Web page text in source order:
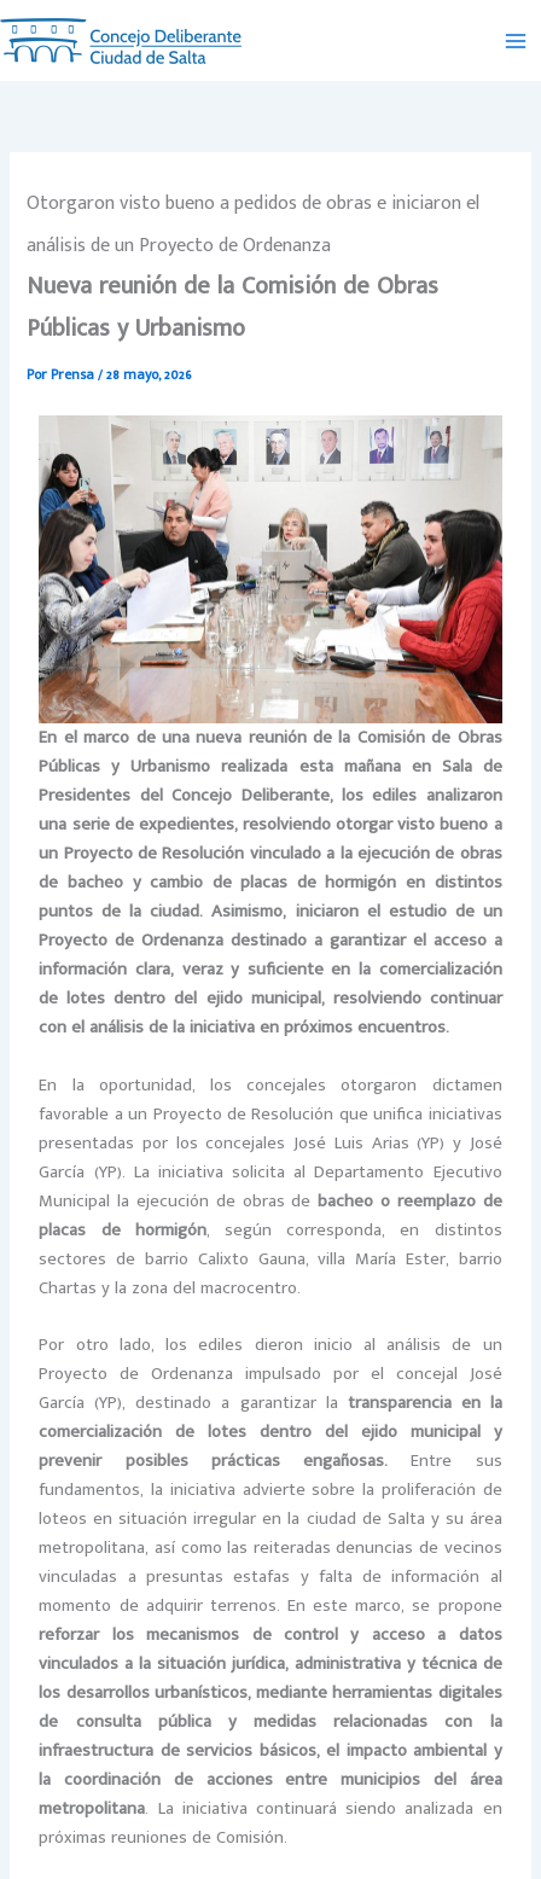
Ir
al
contenido
Otorgaron visto bueno a pedidos de obras e iniciaron el
análisis de un Proyecto de Ordenanza
Nueva reunión de la Comisión de Obras
Públicas y Urbanismo
PorPrensa/28 mayo, 2026
En el marco de una nueva reunión de la Comisión de Obras
Públicas y Urbanismo realizada esta mañana en Sala de
Presidentes del Concejo Deliberante, los ediles analizaron
una serie de expedientes, resolviendo otorgar visto bueno a
un Proyecto de Resolución vinculado a la ejecución de obras
de bacheo y cambio de placas de hormigón en distintos
puntos de la ciudad. Asimismo, iniciaron el estudio de un
Proyecto de Ordenanza destinado a garantizar el acceso a
información clara, veraz y suficiente en la comercialización
de lotes dentro del ejido municipal, resolviendo continuar
con el análisis de la iniciativa en próximos encuentros.
En la oportunidad, los concejales otorgaron dictamen
favorable a un Proyecto de Resolución que unifica iniciativas
presentadas por los concejales José Luis Arias (YP) y José
García (YP). La iniciativa solicita al Departamento Ejecutivo
Municipal la ejecución de obras debacheo o reemplazo de
placas de hormigón, según corresponda, en distintos
sectores de barrio Calixto Gauna, villa María Ester, barrio
Chartas y la zona del macrocentro.
Por otro lado, los ediles dieron inicio al análisis de un
Proyecto de Ordenanza impulsado por el concejal José
García (YP), destinado a garantizar la transparencia en la
comercialización de lotes dentro del ejido municipal y
prevenir posibles prácticas engañosas. Entre sus
fundamentos, la iniciativa advierte sobre la proliferación de
loteos en situación irregular en la ciudad de Salta y su área
metropolitana, así como las reiteradas denuncias de vecinos
vinculadas a presuntas estafas y falta de información al
momento de adquirir terrenos. En este marco, se propone
reforzar los mecanismos de control y acceso a datos
vinculados a la situación jurídica, administrativa y técnica de
los desarrollos urbanísticos, mediante herramientas digitales
de consulta pública y medidas relacionadas con la
infraestructura de servicios básicos, el impacto ambiental y
la coordinación de acciones entre municipios del área
metropolitana. La iniciativa continuará siendo analizada en
próximas reuniones de Comisión.